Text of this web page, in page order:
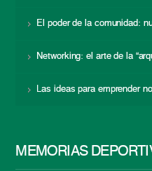
El poder de la comunidad:
Networking: el arte de la
Las ideas para emprender
MEMORIAS